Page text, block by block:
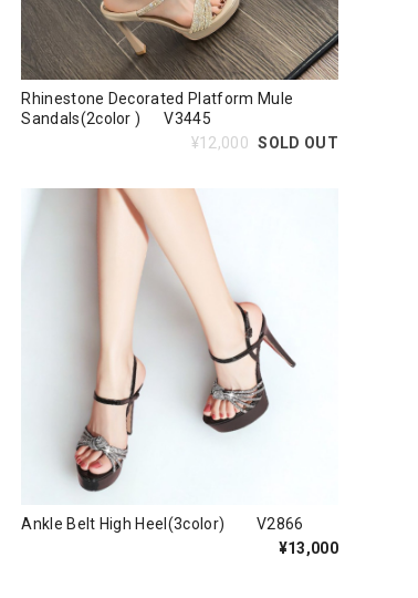
Rhinestone Decorated Platform Mule
Sandals(2color ) V3445
¥12,000 SOLD OUT
Ankle Belt High Heel(3color) V2866
¥13,000